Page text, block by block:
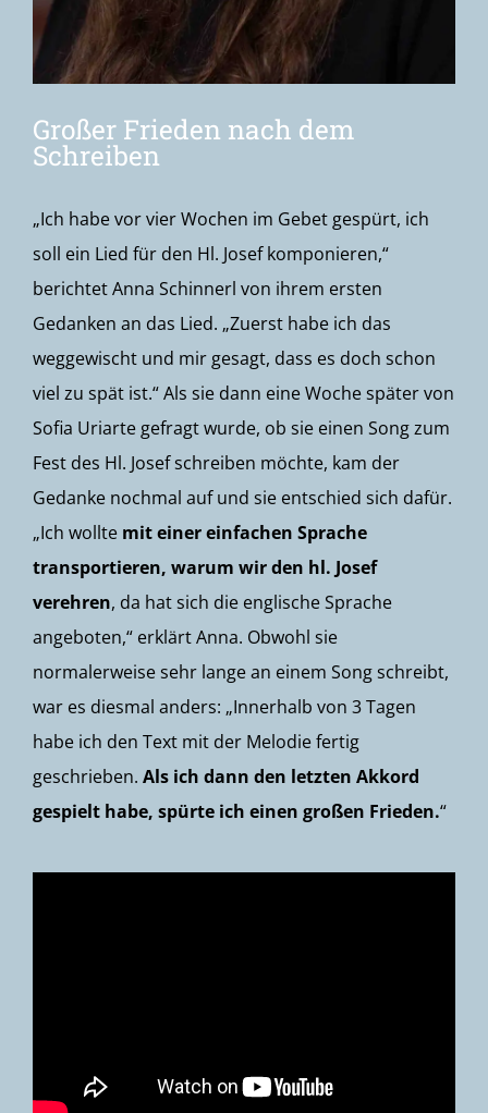
Großer Frieden nach dem
Schreiben
„Ich habe vor vier Wochen im Gebet gespürt, ich
soll ein Lied für den Hl. Josef komponieren,“
berichtet Anna Schinnerl von ihrem ersten
Gedanken an das Lied. „Zuerst habe ich das
weggewischt und mir gesagt, dass es doch schon
viel zu spät ist.“ Als sie dann eine Woche später von
Sofia Uriarte gefragt wurde, ob sie einen Song zum
Fest des Hl. Josef schreiben möchte, kam der
Gedanke nochmal auf und sie entschied sich dafür.
„Ich wollte mit einer einfachen Sprache
transportieren, warum wir den hl. Josef
verehren, da hat sich die englische Sprache
angeboten,“ erklärt Anna. Obwohl sie
normalerweise sehr lange an einem Song schreibt,
war es diesmal anders: „Innerhalb von 3 Tagen
habe ich den Text mit der Melodie fertig
geschrieben. Als ich dann den letzten Akkord
gespielt habe, spürte ich einen großen Frieden.“